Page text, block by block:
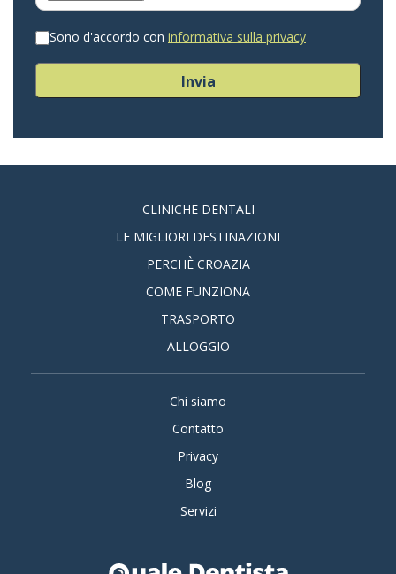
Sono d'accordo con informativa sulla privacy
Invia
CLINICHE DENTALI
LE MIGLIORI DESTINAZIONI
PERCHÈ CROAZIA
COME FUNZIONA
TRASPORTO
ALLOGGIO
Chi siamo
Contatto
Privacy
Blog
Servizi